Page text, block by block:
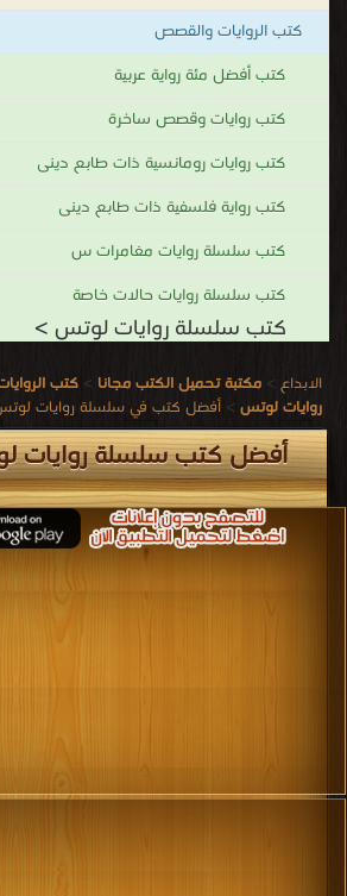
كتب الروايات والقصص
كتب أفضل مئة رواية عربية
كتب روايات وقصص ساخرة
كتب روايات رومانسية ذات طابع دينى
كتب رواية فلسفية ذات طابع دينى
كتب سلسلة روايات مغامرات س
كتب سلسلة روايات حالات خاصة
كتب سلسلة روايات لوتس >
الابداع > مكتبة تحميل الكتب مجانا > كتب
روايات لوتس > أفضل كتب في سلسلة روايات
أفضل كتب سلسلة روايات